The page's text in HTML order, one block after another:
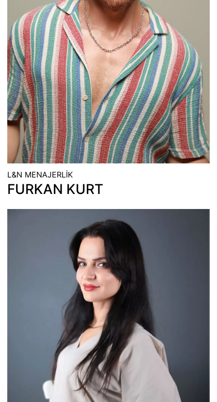
L&N MENAJERLİK
FURKAN KURT